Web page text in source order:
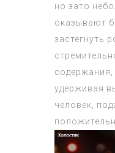
но зато
оказывают
застегнуть
содержания,
удерживая
человек,